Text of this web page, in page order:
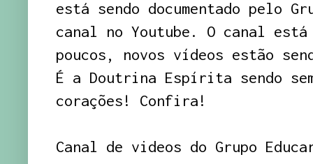
está sendo documentado pelo
canal no Youtube. O canal
poucos, novos vídeos estão
É a Doutrina Espírita sendo
corações! Confira!
Canal de videos do Grupo